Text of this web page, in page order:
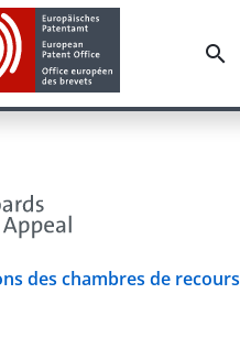
des chambres de recours